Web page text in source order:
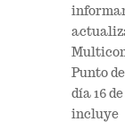
Punto
día 16
incluye